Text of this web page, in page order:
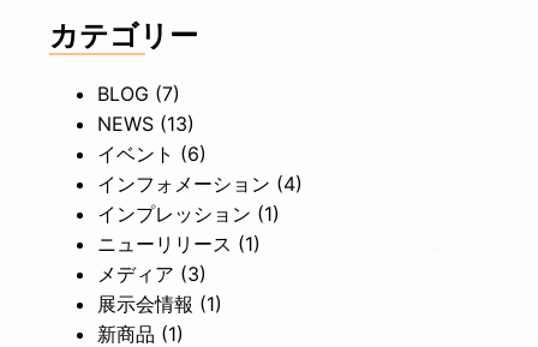
カテゴリー
BLOG (7)
NEWS (13)
イベント (6)
インフォメーション (4)
インプレッション (1)
ニューリリース (1)
メディア (3)
展示会情報 (1)
新商品 (1)